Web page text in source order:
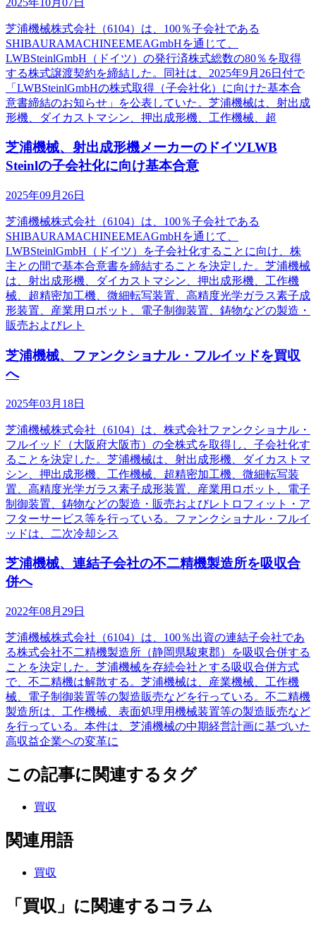
芝浦機械株式会社（6104）は、100％子会社である
SHIBAURAMACHINEEMEAGmbHを通じて、
LWBSteinlGmbH（ドイツ）の発行済株式総数の80％を取得
する株式譲渡契約を締結した。同社は、2025年9月26日付で
「LWBSteinlGmbHの株式取得（子会社化）に向けた基本合
意書締結のお知らせ」を公表していた。芝浦機械は、射出成
形機、ダイカストマシン、押出成形機、工作機械、超
芝浦機械、射出成形機メーカーのドイツLWB
Steinlの子会社化に向け基本合意
2025年09月26日
芝浦機械株式会社（6104）は、100％子会社である
SHIBAURAMACHINEEMEAGmbHを通じて、
LWBSteinlGmbH（ドイツ）を子会社化することに向け、株
主との間で基本合意書を締結することを決定した。芝浦機械
は、射出成形機、ダイカストマシン、押出成形機、工作機
械、超精密加工機、微細転写装置、高精度光学ガラス素子成
形装置、産業用ロボット、電子制御装置、鋳物などの製造・
販売およびレト
芝浦機械、ファンクショナル・フルイッドを買収
へ
2025年03月18日
芝浦機械株式会社（6104）は、株式会社ファンクショナル・
フルイッド（大阪府大阪市）の全株式を取得し、子会社化す
ることを決定した。芝浦機械は、射出成形機、ダイカストマ
シン、押出成形機、工作機械、超精密加工機、微細転写装
置、高精度光学ガラス素子成形装置、産業用ロボット、電子
制御装置、鋳物などの製造・販売およびレトロフィット・ア
フターサービス等を行っている。ファンクショナル・フルイ
ッドは、二次冷却シス
芝浦機械、連結子会社の不二精機製造所を吸収合
併へ
2022年08月29日
芝浦機械株式会社（6104）は、100％出資の連結子会社であ
る株式会社不二精機製造所（静岡県駿東郡）を吸収合併する
ことを決定した。芝浦機械を存続会社とする吸収合併方式
で、不二精機は解散する。芝浦機械は、産業機械、工作機
械、電子制御装置等の製造販売などを行っている。不二精機
製造所は、工作機械、表面処理用機械装置等の製造販売など
を行っている。本件は、芝浦機械の中期経営計画に基づいた
高収益企業への変革に
この記事に関連するタグ
買収
関連用語
買収
「買収」に関連するコラム